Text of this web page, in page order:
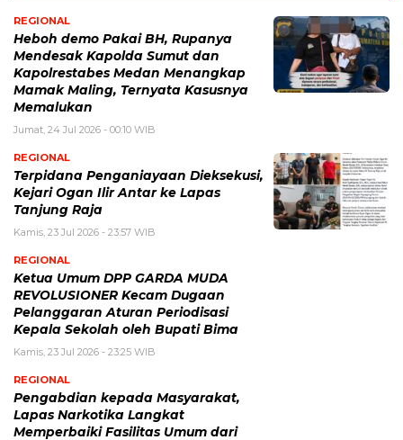
REGIONAL
Heboh demo Pakai BH, Rupanya
Mendesak Kapolda Sumut dan
Kapolrestabes Medan Menangkap
Mamak Maling, Ternyata Kasusnya
Memalukan
Jumat, 24 Jul 2026 - 00:10 WIB
REGIONAL
Terpidana Penganiayaan Dieksekusi,
Kejari Ogan Ilir Antar ke Lapas
Tanjung Raja
Kamis, 23 Jul 2026 - 23:57 WIB
REGIONAL
Ketua Umum DPP GARDA MUDA
REVOLUSIONER Kecam Dugaan
Pelanggaran Aturan Periodisasi
Kepala Sekolah oleh Bupati Bima
Kamis, 23 Jul 2026 - 23:25 WIB
REGIONAL
Pengabdian kepada Masyarakat,
Lapas Narkotika Langkat
Memperbaiki Fasilitas Umum dari